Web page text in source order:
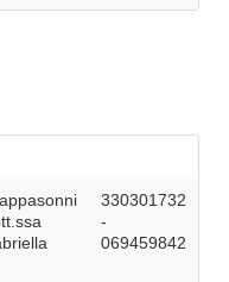
330301732
-
069459842